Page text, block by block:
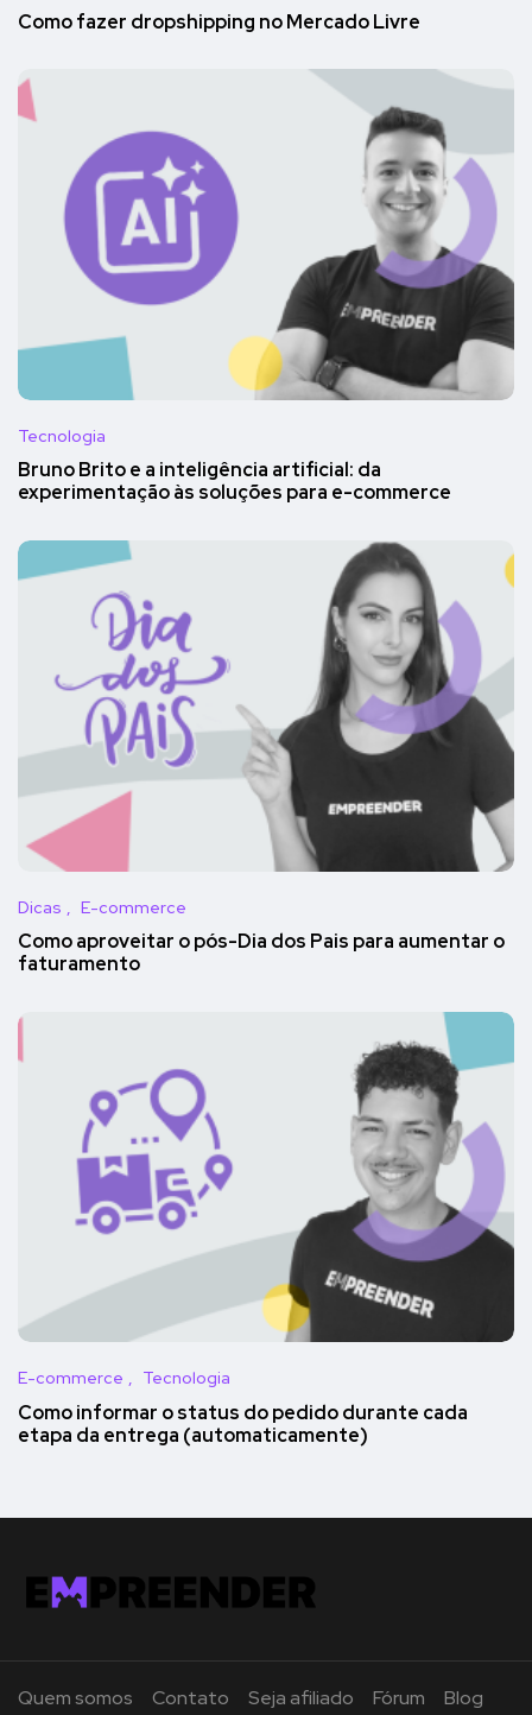
Como fazer dropshipping no Mercado Livre
Tecnologia
Bruno Brito e a inteligência artificial: da
experimentação às soluções para e-commerce
Dicas E-commerce
Como aproveitar o pós-Dia dos Pais para aumentar o
faturamento
E-commerce Tecnologia
Como informar o status do pedido durante cada
etapa da entrega (automaticamente)
Quem somos Contato Seja afiliado Fórum Blog